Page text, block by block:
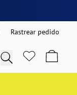
Rastrear pedido